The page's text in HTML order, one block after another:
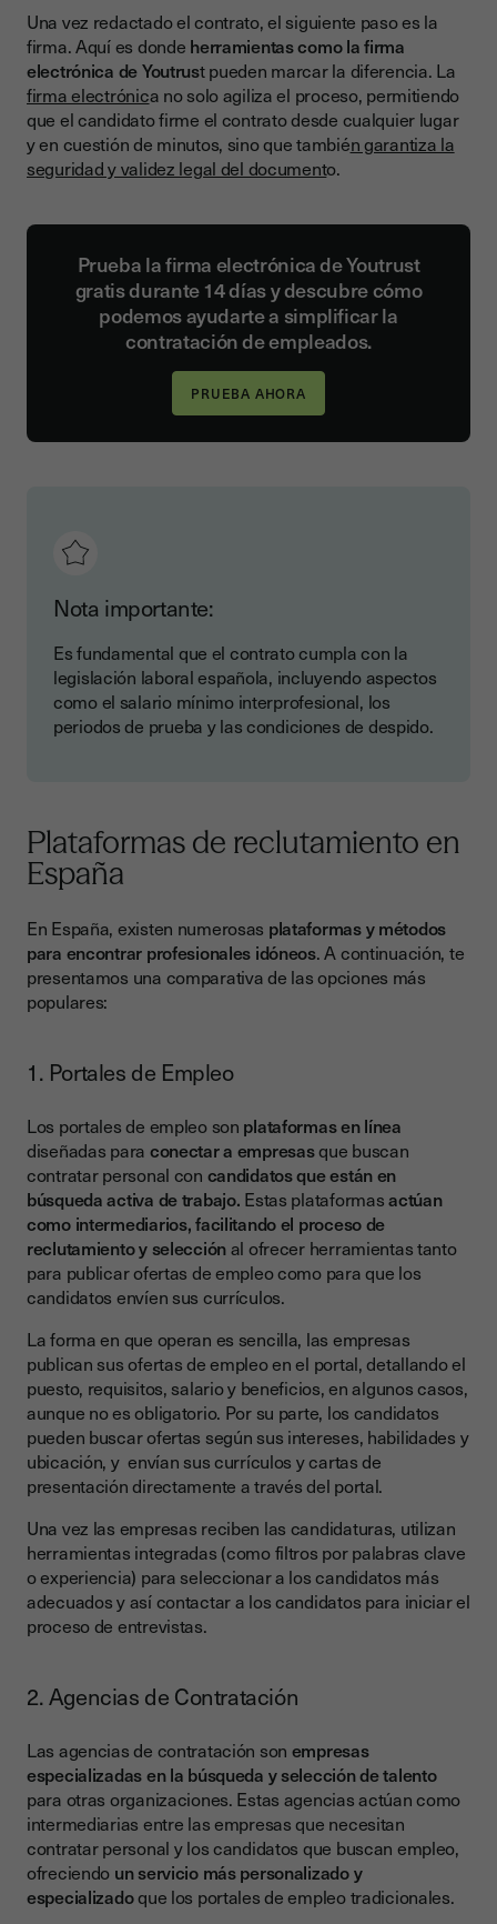
Una vez redactado el contrato, el siguiente paso es la
firma. Aquí es donde herramientas como la firma
electrónica de Youtrust pueden marcar la diferencia. La
firma electrónica no solo agiliza el proceso, permitiendo
que el candidato firme el contrato desde cualquier lugar
y en cuestión de minutos, sino que también garantiza la
seguridad y validez legal del documento.
Prueba la firma electrónica de Youtrust
gratis durante 14 días y descubre cómo
podemos ayudarte a simplificar la
contratación de empleados.
Nota importante:
Es fundamental que el contrato cumpla con la
legislación laboral española, incluyendo aspectos
como el salario mínimo interprofesional, los
periodos de prueba y las condiciones de despido.
Plataformas de reclutamiento en
España
En España, existen numerosas plataformas y métodos
para encontrar profesionales idóneos. A continuación, te
presentamos una comparativa de las opciones más
populares:
1. Portales de Empleo
Los portales de empleo son plataformas en línea
diseñadas para conectar a empresasque buscan
contratar personal con candidatos que están en
búsqueda activa de trabajo. Estas plataformasactúan
como intermediarios, facilitando el proceso de
reclutamiento y selecciónal ofrecer herramientas tanto
para publicar ofertas de empleo como para que los
candidatos envíen sus currículos.
La forma en que operan es sencilla, las empresas
publican sus ofertas de empleo en el portal, detallando el
puesto, requisitos, salario y beneficios, en algunos casos,
aunque no es obligatorio. Por su parte, los candidatos
pueden buscar ofertas según sus intereses, habilidades y
ubicación, y envían sus currículos y cartas de
presentación directamente a través del portal.
Una vez las empresas reciben las candidaturas, utilizan
herramientas integradas (como filtros por palabras clave
o experiencia) para seleccionar a los candidatos más
adecuados y así contactar a los candidatos para iniciar el
proceso de entrevistas.
2. Agencias de Contratación
Las agencias de contratación son empresas
especializadas en la búsqueda y selección de talento
para otras organizaciones. Estas agencias actúan como
intermediarias entre las empresas que necesitan
contratar personal y los candidatos que buscan empleo,
ofreciendo un servicio más personalizado y
especializadoque los portales de empleo tradicionales.